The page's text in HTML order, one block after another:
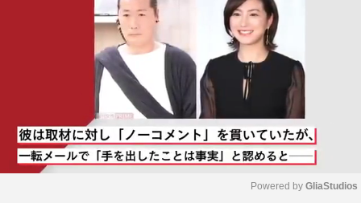
Powered by GliaStudios